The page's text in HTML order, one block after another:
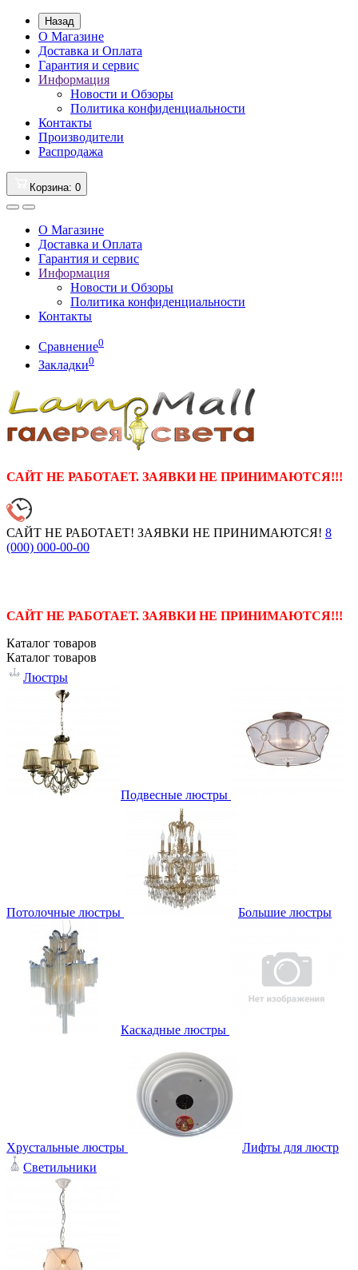
Назад
О Магазине
Доставка и Оплата
Гарантия и сервис
Информация
Новости и Обзоры
Политика конфиденциальности
Контакты
Производители
Распродажа
Корзина: 0
О Магазине
Доставка и Оплата
Гарантия и сервис
Информация
Новости и Обзоры
Политика конфиденциальности
Контакты
Сравнение0
Закладки0
САЙТ НЕ РАБОТАЕТ. ЗАЯВКИ НЕ ПРИНИМАЮТСЯ!!!
САЙТ НЕ РАБОТАЕТ! ЗАЯВКИ НЕ ПРИНИМАЮТСЯ! 8
(000) 000-00-00
САЙТ НЕ РАБОТАЕТ. ЗАЯВКИ НЕ ПРИНИМАЮТСЯ!!!
Каталог товаров
Каталог товаров
Люстры
Подвесные люстры
Потолочные люстры Большие люстры
Каскадные люстры
Хрустальные люстры
Лифты для люстр
Светильники